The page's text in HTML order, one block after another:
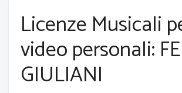
Licenze Musicali
video personali:
GIULIANI